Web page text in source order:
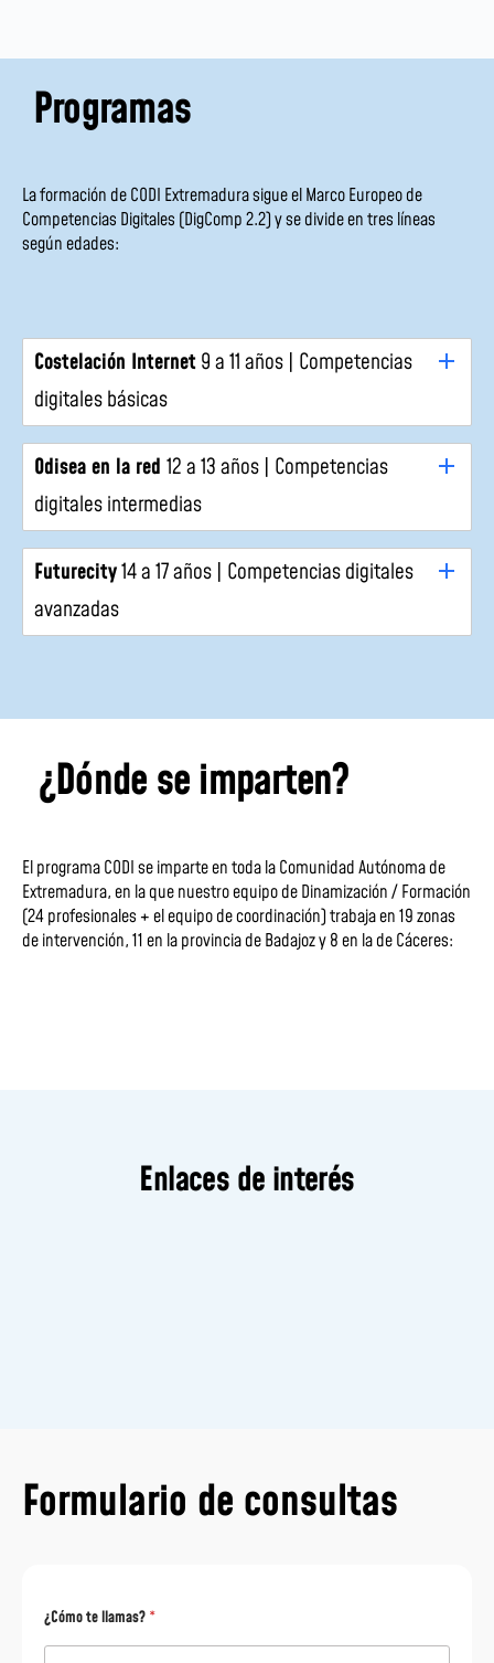
Programas
La formación de CODI Extremadura sigue el Marco Europeo de
Competencias Digitales (DigComp 2.2) y se divide en tres líneas
según edades:
Costelación Internet9 a 11 años | Competencias
digitales básicas
Odisea en la red 12 a 13 años | Competencias
digitales intermedias
Futurecity14 a 17 años | Competencias digitales
avanzadas
¿Dónde se imparten?
El programa CODI se imparte en toda la Comunidad Autónoma de
Extremadura, en la que nuestro equipo de Dinamización / Formación
(24 profesionales + el equipo de coordinación) trabaja en 19 zonas
de intervención, 11 en la provincia de Badajoz y 8 en la de Cáceres:
Enlaces de interés
Formulario de consultas
¿Cómo te llamas? *